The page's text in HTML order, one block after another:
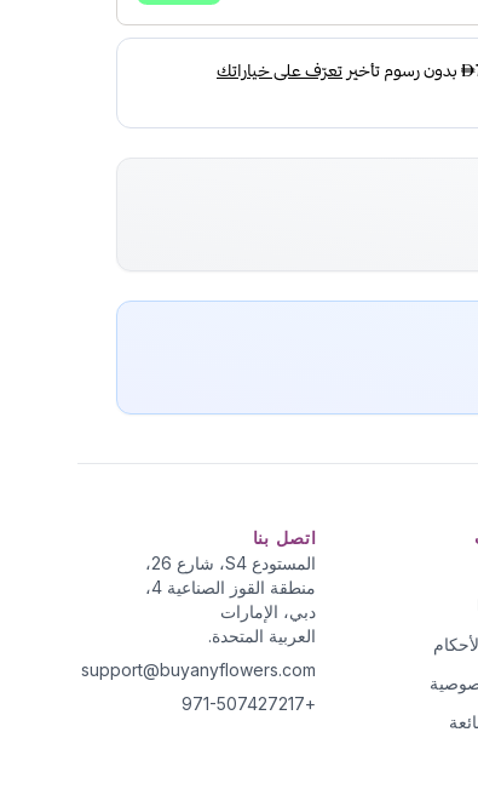
اتصل بنا
المستودع S4، شارع 26،
منطقة القوز الصناعية 4،
دبي، الإمارات
العربية المتحدة.
support@buyanyflowers.com
+971-507427217